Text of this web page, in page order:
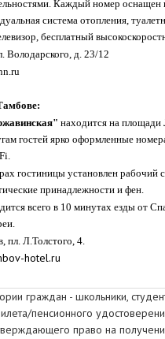
Каждый номер
система отопления,
бесплатный
Володарского, д. 23/12
находится на площади
гостей ярко оформленные
гостиницы установлен рабочий
принадлежности и фен.
всего в 10 минутах езды от
пл. Л.Толстого, 4.
hotel.ru
граждан - школьники,
пенсионного
право на